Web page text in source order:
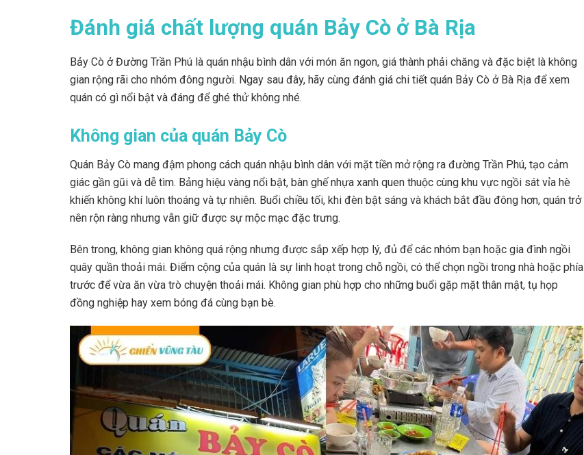
Đánh giá chất lượng quán Bảy Cò ở Bà Rịa
Bảy Cò ở Đường Trần Phú là quán nhậu bình dân với món ăn ngon, giá thành phải chăng và đặc biệt là không
gian rộng rãi cho nhóm đông người. Ngay sau đây, hãy cùng đánh giá chi tiết quán Bảy Cò ở Bà Rịa để xem
quán có gì nổi bật và đáng để ghé thử không nhé.
Không gian của quán Bảy Cò
Quán Bảy Cò mang đậm phong cách quán nhậu bình dân với mặt tiền mở rộng ra đường Trần Phú, tạo cảm
giác gần gũi và dễ tìm. Bảng hiệu vàng nổi bật, bàn ghế nhựa xanh quen thuộc cùng khu vực ngồi sát vỉa hè
khiến không khí luôn thoáng và tự nhiên. Buổi chiều tối, khi đèn bật sáng và khách bắt đầu đông hơn, quán trở
nên rộn ràng nhưng vẫn giữ được sự mộc mạc đặc trưng.
Bên trong, không gian không quá rộng nhưng được sắp xếp hợp lý, đủ để các nhóm bạn hoặc gia đình ngồi
quây quần thoải mái. Điểm cộng của quán là sự linh hoạt trong chỗ ngồi, có thể chọn ngồi trong nhà hoặc phía
trước để vừa ăn vừa trò chuyện thoải mái. Không gian phù hợp cho những buổi gặp mặt thân mật, tụ họp
đồng nghiệp hay xem bóng đá cùng bạn bè.